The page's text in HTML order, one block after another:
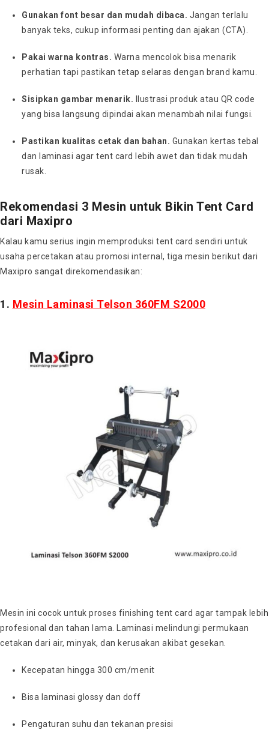
Gunakan font besar dan mudah dibaca. Jangan terlalu
banyak teks, cukup informasi penting dan ajakan (CTA).
Pakai warna kontras. Warna mencolok bisa menarik
perhatian tapi pastikan tetap selaras dengan brand kamu.
Sisipkan gambar menarik. Ilustrasi produk atau QR code
yang bisa langsung dipindai akan menambah nilai fungsi.
Pastikan kualitas cetak dan bahan. Gunakan kertas tebal
dan laminasi agar tent card lebih awet dan tidak mudah
rusak.
Rekomendasi 3 Mesin untuk Bikin Tent Card
dari Maxipro
Kalau kamu serius ingin memproduksi tent card sendiri untuk
usaha percetakan atau promosi internal, tiga mesin berikut dari
Maxipro sangat direkomendasikan:
1. Mesin Laminasi Telson 360FM S2000
Mesin ini cocok untuk proses finishing tent card agar tampak lebih
profesional dan tahan lama. Laminasi melindungi permukaan
cetakan dari air, minyak, dan kerusakan akibat gesekan.
Kecepatan hingga 300 cm/menit
Bisa laminasi glossy dan doff
Pengaturan suhu dan tekanan presisi